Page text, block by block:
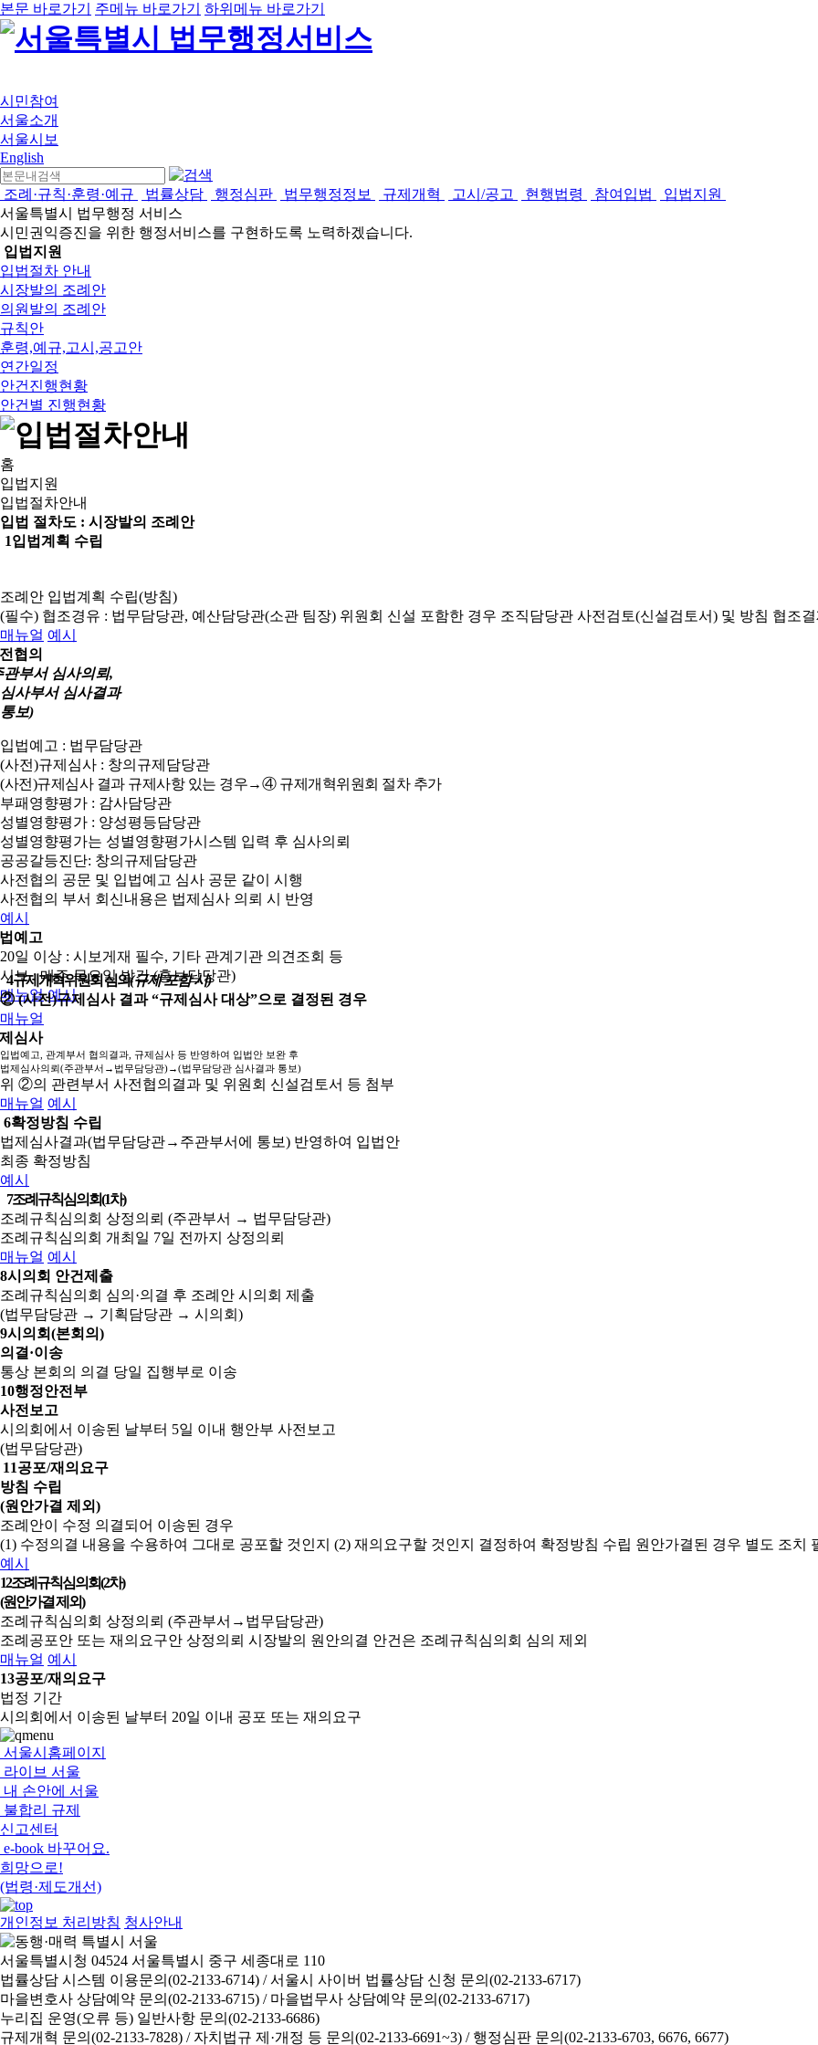
본문 바로가기 주메뉴 바로가기 하위메뉴 바로가기
시민참여
서울소개
서울시보
English
조례·규칙·훈령·예규 법률상담 행정심판 법무행정정보 규제개혁 고시/공고 현행법령 참여입법
입법지원
서울특별시 법무행정 서비스
시민권익증진을 위한 행정서비스를 구현하도록 노력하겠습니다.
입법지원
입법절차 안내
시장발의 조례안
의원발의 조례안
규칙안
훈령,예규,고시,공고안
연간일정
안건진행현황
안건별 진행현황
홈
입법지원
입법절차안내
입법 절차도 : 시장발의 조례안
1입법계획 수립
조례안 입법계획 수립(방침)
(필수) 협조경유 : 법무담당관, 예산담당관(소관 팀장) 위원회 신설 포함한 경우 조직담당관 사전검토(신설검토서) 및 방침 협조
매뉴얼 예시
협의
관부서 심사의뢰,
심사부서 심사결과
통보)
입법예고 : 법무담당관
(사전)규제심사 : 창의규제담당관
(사전)규제심사 결과 규제사항 있는 경우→④ 규제개혁위원회 절차 추가
부패영향평가 : 감사담당관
성별영향평가 : 양성평등담당관
성별영향평가는 성별영향평가시스템 입력 후 심사의뢰
공공갈등진단: 창의규제담당관
사전협의 공문 및 입법예고 심사 공문 같이 시행
사전협의 부서 회신내용은 법제심사 의뢰 시 반영
예시
예고
20일 이상 : 시보게재 필수, 기타 관계기관 의견조회 등
시보 : 매주 목요일 발간 (홍보담당관)
매뉴얼 예시
4규제개혁위원회 심의(규제 포함 시)
② (사전)규제심사 결과 “규제심사 대상”으로 결정된 경우
매뉴얼
심사
입법예고, 관계부서 협의결과, 규제심사 등 반영하여 입법안 보완 후
법제심사의뢰(주관부서→법무담당관)→(법무담당관 심사결과 통보)
위 ②의 관련부서 사전협의결과 및 위원회 신설검토서 등 첨부
매뉴얼 예시
6확정방침 수립
법제심사결과(법무담당관→주관부서에 통보) 반영하여 입법안
최종 확정방침
예시
7조례규칙심의회(1차)
조례규칙심의회 상정의뢰 (주관부서 → 법무담당관)
조례규칙심의회 개최일 7일 전까지 상정의뢰
매뉴얼 예시
8시의회 안건제출
조례규칙심의회 심의·의결 후 조례안 시의회 제출
(법무담당관 → 기획담당관 → 시의회)
9시의회(본회의)
의결·이송
통상 본회의 의결 당일 집행부로 이송
10행정안전부
사전보고
시의회에서 이송된 날부터 5일 이내 행안부 사전보고
(법무담당관)
11공포/재의요구
방침 수립
(원안가결 제외)
조례안이 수정 의결되어 이송된 경우
(1) 수정의결 내용을 수용하여 그대로 공포할 것인지 (2) 재의요구할 것인지 결정하여 확정방침 수립 원안가결된 경우 별도 조치
예시
12조례규칙심의회(2차)
(원안가결 제외)
조례규칙심의회 상정의뢰 (주관부서→법무담당관)
조례공포안 또는 재의요구안 상정의뢰 시장발의 원안의결 안건은 조례규칙심의회 심의 제외
매뉴얼 예시
13공포/재의요구
법정 기간
시의회에서 이송된 날부터 20일 이내 공포 또는 재의요구
서울시홈페이지
라이브 서울
내 손안에 서울
불합리 규제
신고센터
e-book 바꾸어요.
희망으로!
(법령·제도개선)
개인정보 처리방침 청사안내
서울특별시청 04524 서울특별시 중구 세종대로 110
법률상담 시스템 이용문의(02-2133-6714) /서울시 사이버 법률상담 신청 문의(02-2133-6717)
마을변호사 상담예약 문의(02-2133-6715) / 마을법무사 상담예약 문의(02-2133-6717)
누리집 운영(오류 등) 일반사항 문의(02-2133-6686)
규제개혁 문의(02-2133-7828) / 자치법규 제·개정 등 문의(02-2133-6691~3) / 행정심판 문의(02-2133-6703, 6676, 6677)